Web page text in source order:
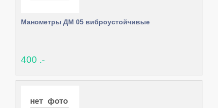
Манометры ДМ 05 виброустойчивые
400 .-